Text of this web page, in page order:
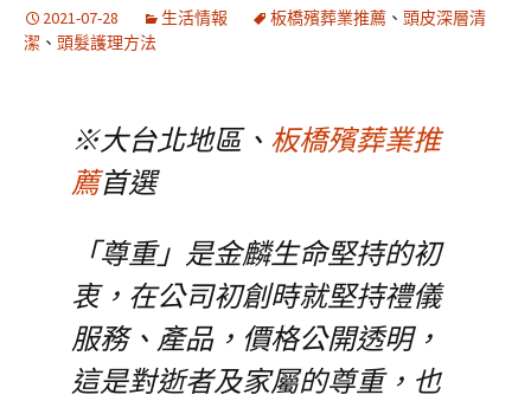
2021-07-28 生活情報 板橋殯葬業推薦 、 頭皮深層清
潔 、 頭髮護理方法
※大台北地區、 板橋殯葬業推
薦首選
「尊重」是金麟生命堅持的初
衷，在公司初創時就堅持禮儀
服務、產品，價格公開透明，
這是對逝者及家屬的尊重，也